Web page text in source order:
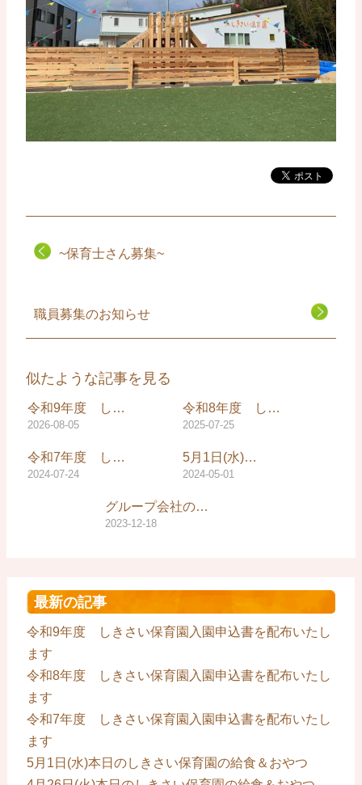
~保育士さん募集~
職員募集のお知らせ
似たような記事を見る
令和9年度 し…
2026-08-05
令和8年度 し…
2025-07-25
令和7年度 し…
2024-07-24
5月1日(水)…
2024-05-01
グループ会社の…
2023-12-18
最新の記事
令和9年度 しきさい保育園入園申込書を配布いたし
ます
令和8年度 しきさい保育園入園申込書を配布いたし
ます
令和7年度 しきさい保育園入園申込書を配布いたし
ます
5月1日(水)本日のしきさい保育園の給食＆おやつ